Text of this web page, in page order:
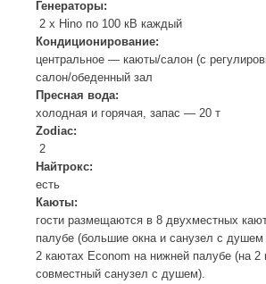
Генераторы:
2 x Hino по 100 кВ каждый
Кондиционирование:
центральное — каюты/салон (с
салон/обеденный зал
Пресная вода:
холодная и горячая, запас — 20 т
Zodiac:
2
Найтрокс:
есть
Каюты:
гости размещаются в 8 двухместных
палубе (большие окна и санузел с
2 каютах Econom на нижней палубе (на
совместный санузел с душем).